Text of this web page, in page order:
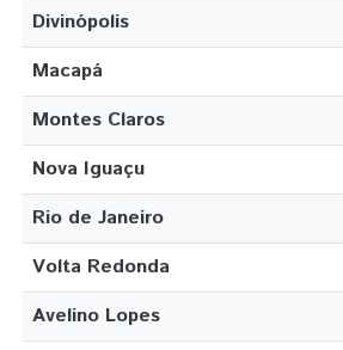
Divinópolis
Macapá
Montes Claros
Nova Iguaçu
Rio de Janeiro
Volta Redonda
Avelino Lopes